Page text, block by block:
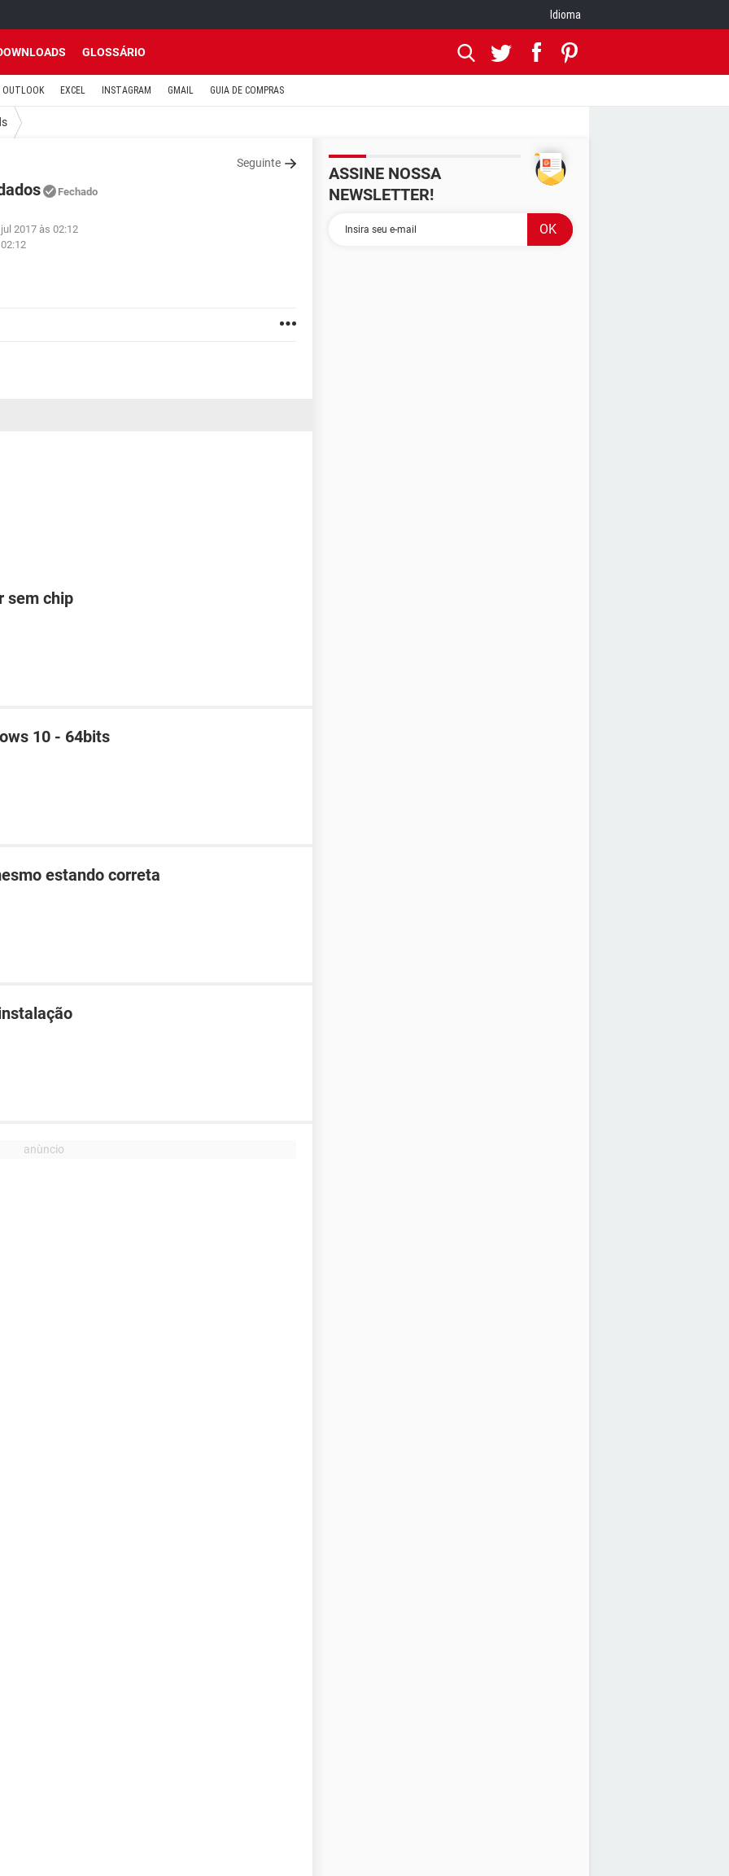
Idioma
GLOSSÁRIO
OUTLOOK EXCEL INSTAGRAM GMAIL GUIA DE COMPRAS
Seguinte
Fechado
2017 às 02:12
sem chip
10 - 64bits
estando correta
ASSINE NOSSA
NEWSLETTER!